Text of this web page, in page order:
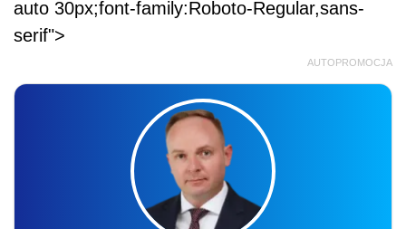
auto 30px;font-family:Roboto-Regular,sans-
serif">
AUTOPROMOCJA